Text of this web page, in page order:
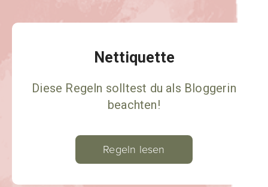
Nettiquette
Diese Regeln solltest du als Bloggerin
beachten!
Regeln lesen